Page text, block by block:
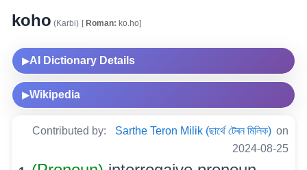
koho (Karbi) [Roman: ko.ho]
▶AI Dictionary Details
▶Wikipedia
Contributed by: Sarthe Teron Milik (ছাৰ্থে টেৰন মিলিক) on
2024-08-25